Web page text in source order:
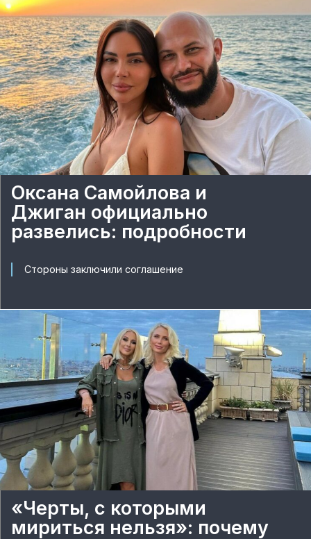
Оксана Самойлова и
Джиган официально
развелись: подробности
Стороны заключили соглашение
«Черты, с которыми
мириться нельзя»: почему